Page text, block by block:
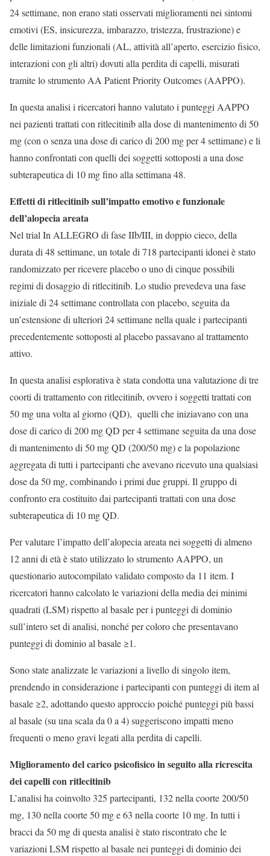
24 settimane, non erano stati osservati miglioramenti nei sintomi
emotivi (ES, insicurezza, imbarazzo, tristezza, frustrazione) e
delle limitazioni funzionali (AL, attività all’aperto, esercizio fisico,
interazioni con gli altri) dovuti alla perdita di capelli, misurati
tramite lo strumento AA Patient Priority Outcomes (AAPPO).
In questa analisi i ricercatori hanno valutato i punteggi AAPPO
nei pazienti trattati con ritlecitinib alla dose di mantenimento di 50
mg (con o senza una dose di carico di 200 mg per 4 settimane) e li
hanno confrontati con quelli dei soggetti sottoposti a una dose
subterapeutica di 10 mg fino alla settimana 48.
Effetti di ritlecitinib sull’impatto emotivo e funzionale
dell’alopecia areata
Nel trial In ALLEGRO di fase IIb/III, in doppio cieco, della
durata di 48 settimane, un totale di 718 partecipanti idonei è stato
randomizzato per ricevere placebo o uno di cinque possibili
regimi di dosaggio di ritlecitinib. Lo studio prevedeva una fase
iniziale di 24 settimane controllata con placebo, seguita da
un’estensione di ulteriori 24 settimane nella quale i partecipanti
precedentemente sottoposti al placebo passavano al trattamento
attivo.
In questa analisi esplorativa è stata condotta una valutazione di tre
coorti di trattamento con ritlecitinib, ovvero i soggetti trattati con
50 mg una volta al giorno (QD), quelli che iniziavano con una
dose di carico di 200 mg QD per 4 settimane seguita da una dose
di mantenimento di 50 mg QD (200/50 mg) e la popolazione
aggregata di tutti i partecipanti che avevano ricevuto una qualsiasi
dose da 50 mg, combinando i primi due gruppi. Il gruppo di
confronto era costituito dai partecipanti trattati con una dose
subterapeutica di 10 mg QD.
Per valutare l’impatto dell’alopecia areata nei soggetti di almeno
12 anni di età è stato utilizzato lo strumento AAPPO, un
questionario autocompilato validato composto da 11 item. I
ricercatori hanno calcolato le variazioni della media dei minimi
quadrati (LSM) rispetto al basale per i punteggi di dominio
sull’intero set di analisi, nonché per coloro che presentavano
punteggi di dominio al basale ≥1.
Sono state analizzate le variazioni a livello di singolo item,
prendendo in considerazione i partecipanti con punteggi di item al
basale ≥2, adottando questo approccio poiché punteggi più bassi
al basale (su una scala da 0 a 4) suggeriscono impatti meno
frequenti o meno gravi legati alla perdita di capelli.
Miglioramento del carico psicofisico in seguito alla ricrescita
dei capelli con ritlecitinib
L’analisi ha coinvolto 325 partecipanti, 132 nella coorte 200/50
mg, 130 nella coorte 50 mg e 63 nella coorte 10 mg. In tutti i
bracci da 50 mg di questa analisi è stato riscontrato che le
variazioni LSM rispetto al basale nei punteggi di dominio dei